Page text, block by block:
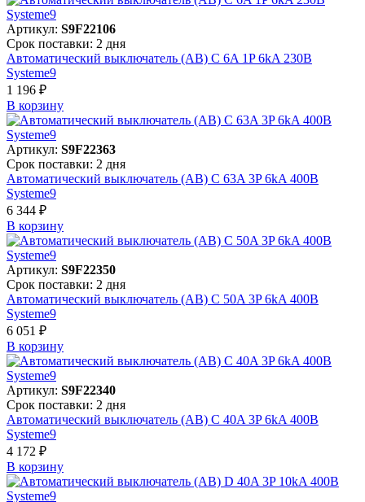
Артикул: S9F22106
Срок поставки: 2 дня
Автоматический выключатель (АВ) C 6A 1P 6kA 230В
Systeme9
1 196 ₽
В корзинy
Артикул: S9F22363
Срок поставки: 2 дня
Автоматический выключатель (АВ) C 63A 3P 6kA 400В
Systeme9
6 344 ₽
В корзинy
Артикул: S9F22350
Срок поставки: 2 дня
Автоматический выключатель (АВ) C 50A 3P 6kA 400В
Systeme9
6 051 ₽
В корзинy
Артикул: S9F22340
Срок поставки: 2 дня
Автоматический выключатель (АВ) C 40A 3P 6kA 400В
Systeme9
4 172 ₽
В корзинy